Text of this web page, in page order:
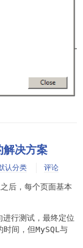
决方案
认分类 评论
后，每个页面基本
行测试，最终定位
间，但MySQL与